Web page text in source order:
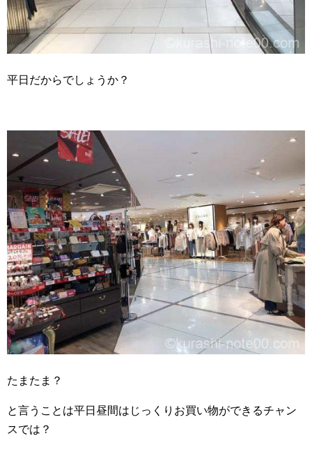
平日だからでしょうか？
たまたま？
と言うことは平日昼間はじっくりお買い物ができるチャン
スでは？